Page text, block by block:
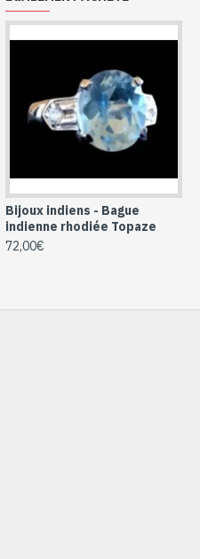
Bijoux indiens - Bague
indienne rhodiée Topaze
72,00€